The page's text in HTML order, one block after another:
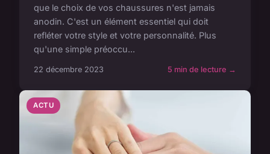
que le choix de vos chaussures n'est jamais
anodin. C'est un élément essentiel qui doit
refléter votre style et votre personnalité. Plus
qu'une simple préoccu...
22 décembre 2023 5 min de lecture →
ACTU